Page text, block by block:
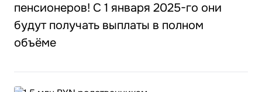
пенсионеров! С 1 января 2025-го они
будут получать выплаты в полном
объёме